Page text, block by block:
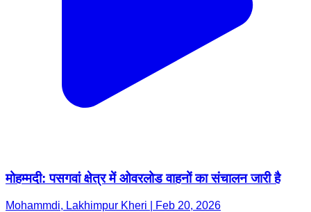
मोहम्मदी: पसगवां क्षेत्र में ओवरलोड वाहनों का संचालन जारी है
Mohammdi, Lakhimpur Kheri | Feb 20, 2026